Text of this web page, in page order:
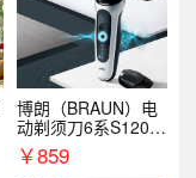
博朗（BRAUN）电
动剃须刀6系S1200
S￥859